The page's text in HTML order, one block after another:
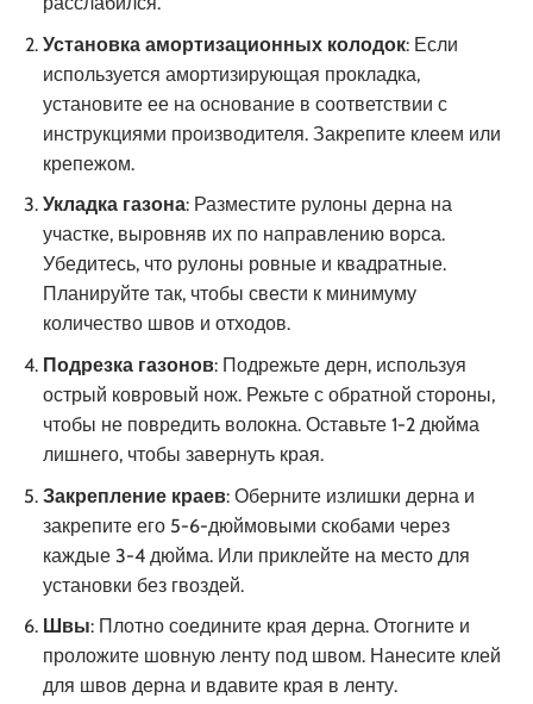
Установка амортизационных колодок: Если
используется амортизирующая прокладка,
установите ее на основание в соответствии с
инструкциями производителя. Закрепите клеем или
крепежом.
Укладка газона: Разместите рулоны дерна на
участке, выровняв их по направлению ворса.
Убедитесь, что рулоны ровные и квадратные.
Планируйте так, чтобы свести к минимуму
количество швов и отходов.
Подрезка газонов: Подрежьте дерн, используя
острый ковровый нож. Режьте с обратной стороны,
чтобы не повредить волокна. Оставьте 1-2 дюйма
лишнего, чтобы завернуть края.
Закрепление краев: Оберните излишки дерна и
закрепите его 5-6-дюймовыми скобами через
каждые 3-4 дюйма. Или приклейте на место для
установки без гвоздей.
Швы: Плотно соедините края дерна. Отогните и
проложите шовную ленту под швом. Нанесите клей
для швов дерна и вдавите края в ленту.